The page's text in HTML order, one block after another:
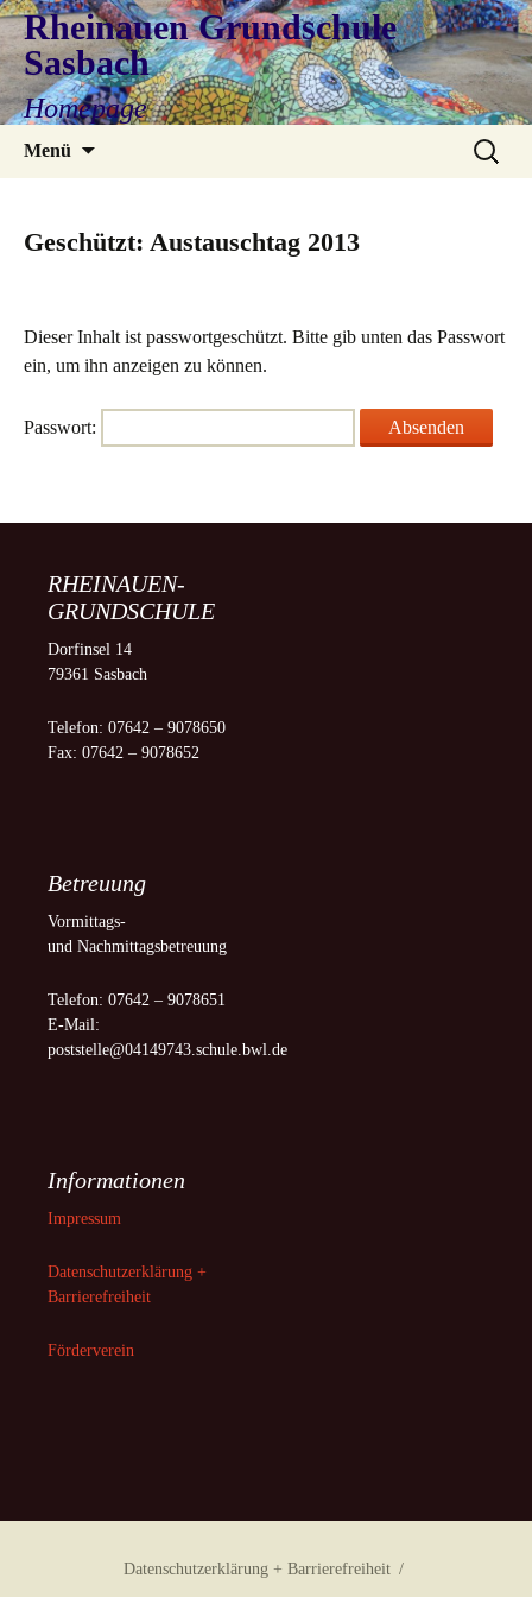
Rheinauen Grundschule
Sasbach
Homepage
Menü
Suchen
nach:
Geschützt: Austauschtag 2013
Dieser Inhalt ist passwortgeschützt. Bitte gib unten das Passwort
ein, um ihn anzeigen zu können.
Passwort:
RHEINAUEN-
GRUNDSCHULE
Dorfinsel 14
79361 Sasbach
Telefon: 07642 – 9078650
Fax: 07642 – 9078652
Betreuung
Vormittags-
und Nachmittagsbetreuung
Telefon: 07642 – 9078651
E-Mail:
poststelle@04149743.schule.bwl.de
Informationen
Impressum
Datenschutzerklärung +
Barrierefreiheit
Förderverein
Datenschutzerklärung + Barrierefreiheit